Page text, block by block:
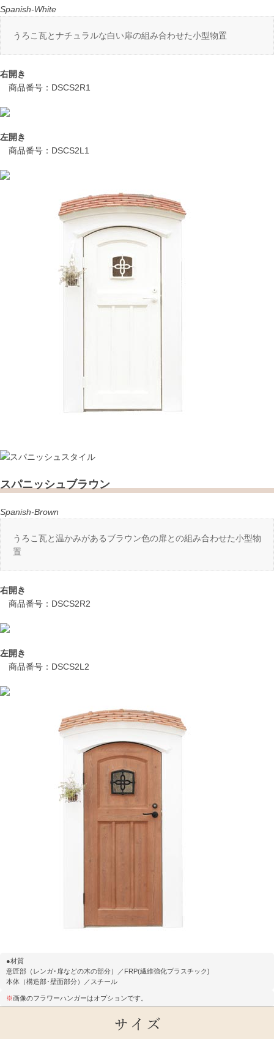
Spanish-White
うろこ瓦とナチュラルな白い扉の組み合わせた小型物置
右開き
商品番号：DSCS2R1
左開き
商品番号：DSCS2L1
スパニッシュブラウン
Spanish-Brown
うろこ瓦と温かみがあるブラウン色の扉との組み合わせた小型物
置
右開き
商品番号：DSCS2R2
左開き
商品番号：DSCS2L2
●材質
意匠部（レンガ･扉などの木の部分）／FRP(繊維強化プラスチック)
本体（構造部･壁面部分）／スチール
※画像のフラワーハンガーはオプションです。